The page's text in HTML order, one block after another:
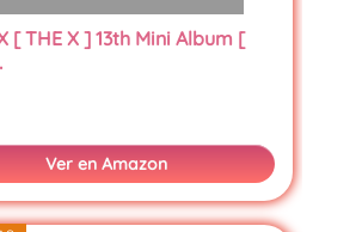
[ THE X ] 13th Mini Album [
Ver en Amazon